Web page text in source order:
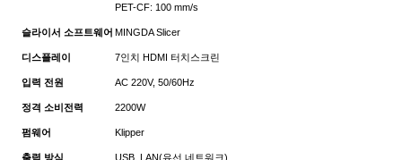
PET-CF: 100 mm/s
슬라이서 소프트웨어 MINGDA Slicer
디스플레이 7인치 HDMI 터치스크린
입력 전원 AC 220V, 50/60Hz
정격 소비전력 2200W
펌웨어 Klipper
출력 방식 USB, LAN(유선 네트워크)